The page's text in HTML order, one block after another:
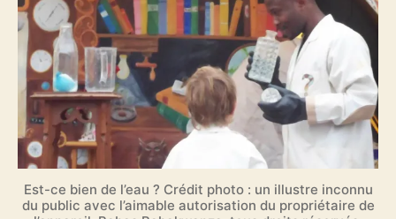
Est-ce bien de l’eau ? Crédit photo : un illustre inconnu
du public avec l’aimable autorisation du propriétaire de